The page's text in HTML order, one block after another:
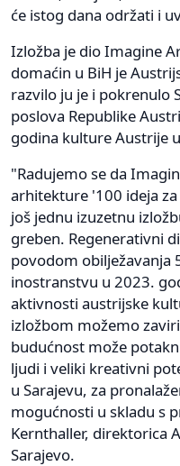
će istog dana održati i
Izložba je dio Imagine
domaćin u BiH je
razvilo ju je i pokrenulo
poslova Republike
godina kulture Austrije
"Radujemo se da
arhitekture '100 ideja
još jednu izuzetnu
greben. Regenerativni
povodom obilježavanja
inostranstvu u 2023.
aktivnosti austrijske
izložbom možemo
budućnost može
ljudi i veliki kreativni
u Sarajevu, za
mogućnosti u skladu s
Kernthaller, direktorica
Sarajevo.